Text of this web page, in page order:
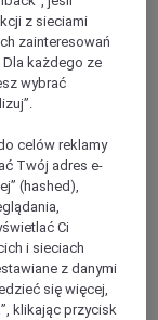
z sieciami
zainteresowań
Dla każdego ze
wybrać
celów reklamy
Twój adres e-
(hashed),
Ci
i sieciach
z danymi
się więcej,
klikając przycisk